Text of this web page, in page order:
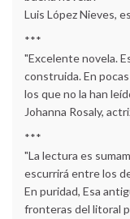
Luis López Nieves,
***
"Excelente novela.
construida. En
los que no la han
Johanna Rosaly,
***
"La lectura es
escurrirá entre los
En puridad, Esa
fronteras del litoral